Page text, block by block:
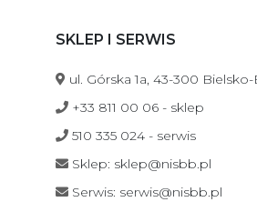
SKLEP I SERWIS
ul. Górska 1a, 43-300 Bielsko-
+33 811 00 06 - sklep
510 335 024 - serwis
Sklep: sklep@nisbb.pl
Serwis: serwis@nisbb.pl